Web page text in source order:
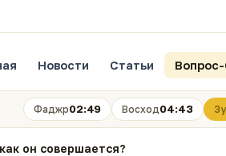
Новости Статьи
Фаджр02:49 Восход04:43
он совершается?